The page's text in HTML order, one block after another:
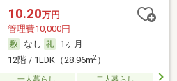
10.20万円
管理費10,000円
なし
1ヶ月
12階 / 1LDK（28.96m2）
一人暮らし
二人暮らし